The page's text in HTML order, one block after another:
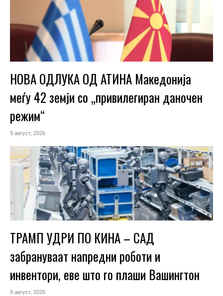
НОВА ОДЛУКА ОД АТИНА Македонија
меѓу 42 земји со „привилегиран даночен
режим“
9 август, 2026
ТРАМП УДРИ ПО КИНА – САД
забрануваат напредни роботи и
инвентори, еве што го плаши Вашингтон
9 август, 2026